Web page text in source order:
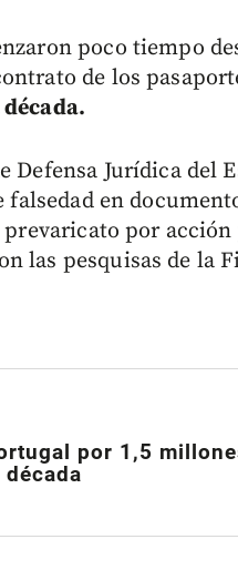
poco tiempo
de los
Defensa Jurídica del
en
por
las pesquisas de la
por 1,5